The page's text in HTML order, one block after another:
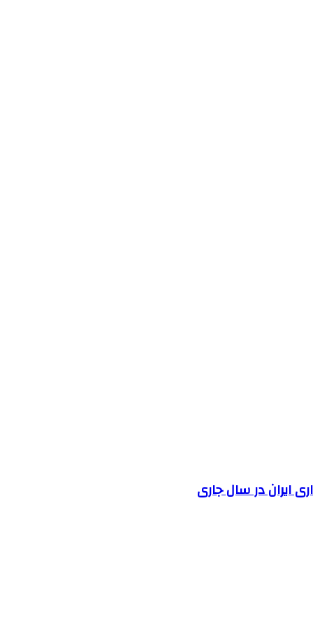
ایران در سال جاری